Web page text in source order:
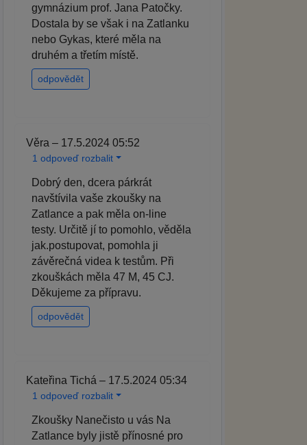
gymnázium prof. Jana Patočky.
Dostala by se však i na Zatlanku
nebo Gykas, které měla na
druhém a třetím místě.
odpovědět
Věra – 17.5.2024 05:52
1 odpoveď rozbalit
Dobrý den, dcera párkrát
navštívila vaše zkoušky na
Zatlance a pak měla on-line
testy. Určitě jí to pomohlo, věděla
jak.postupovat, pomohla ji
závěrečná videa k testům. Při
zkouškách měla 47 M, 45 CJ.
Děkujeme za přípravu.
odpovědět
Kateřina Tichá – 17.5.2024 05:34
1 odpoveď rozbalit
Zkoušky Nanečisto u vás Na
Zatlance byly jistě přínosné pro